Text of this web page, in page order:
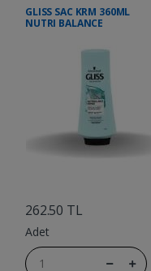
GLISS SAC KRM 360ML
NUTRI BALANCE
262.50 TL
Adet